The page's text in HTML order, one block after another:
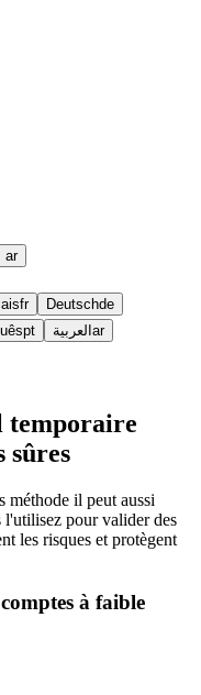
ar
fr Deutschde
pt العربية ar
temporaire
sûres
méthode il peut aussi
l'utilisez pour valider des
les risques et protègent
à faible